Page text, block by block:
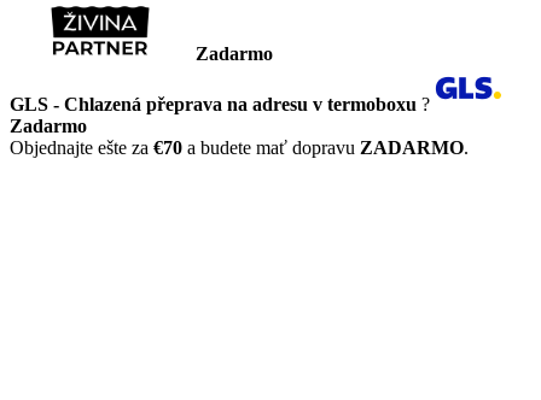
Zadarmo
GLS - Chlazená přeprava na adresu v termoboxu ?
Zadarmo
Objednajte ešte za €70 a budete mať dopravu ZADARMO.